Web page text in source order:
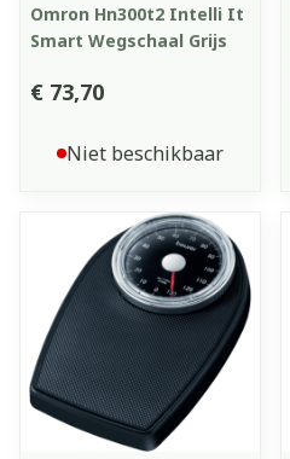
Omron Hn300t2 Intelli It
Smart Wegschaal Grijs
€ 73,70
Niet beschikbaar